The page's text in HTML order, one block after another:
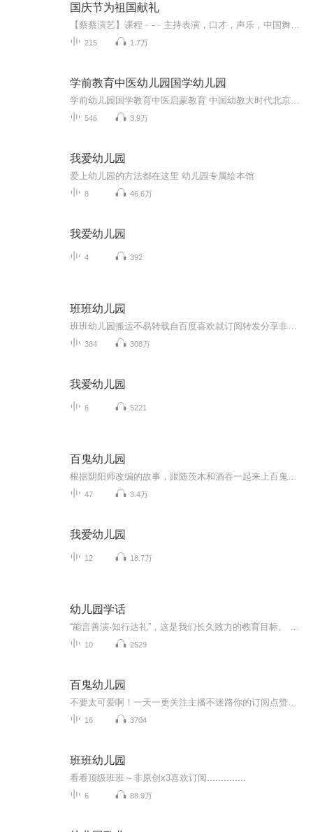
国庆节为祖国献礼
215 1.7万
学前教育中医幼儿园国学幼儿园
546 3.9万
我爱幼儿园
爱上幼儿园的方法都在这里 幼儿园专属绘本馆
8 46.6万
我爱幼儿园
4 392
班班幼儿园
384 308万
我爱幼儿园
6 5221
百鬼幼儿园
47 3.4万
我爱幼儿园
12 18.7万
幼儿园学话
10 2529
百鬼幼儿园
16 3704
班班幼儿园
看看顶级班班～非原创x3喜欢订阅..............
6 88.9万